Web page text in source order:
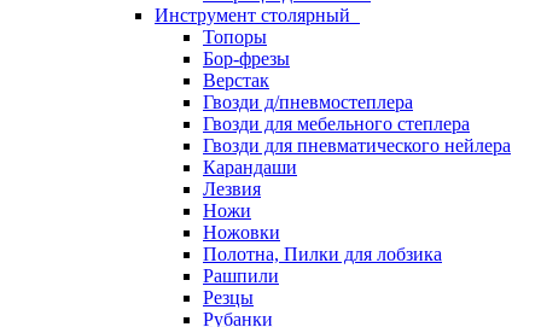
Инструмент столярный
Топоры
Бор-фрезы
Верстак
Гвозди д/пневмостеплера
Гвозди для мебельного степлера
Гвозди для пневматического нейлера
Карандаши
Лезвия
Ножи
Ножовки
Полотна, Пилки для лобзика
Рашпили
Резцы
Рубанки